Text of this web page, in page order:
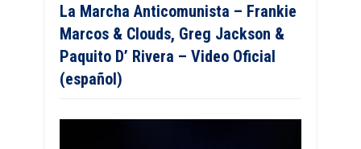
La Marcha Anticomunista – Frankie
Marcos & Clouds, Greg Jackson &
Paquito D’ Rivera – Video Oficial
(español)